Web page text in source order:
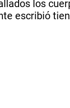
los
escribió